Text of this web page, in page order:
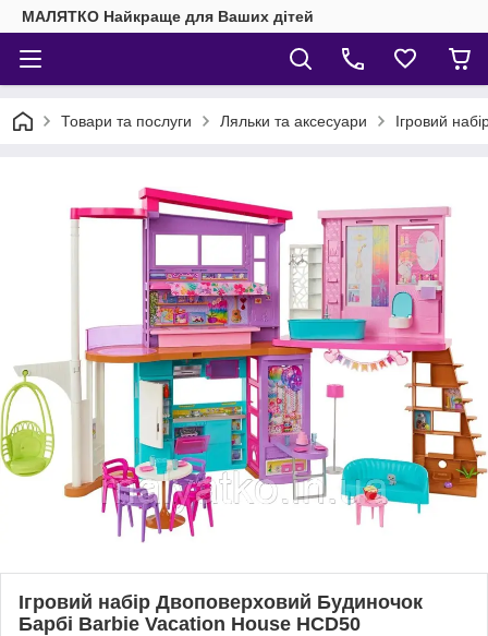
МАЛЯТКО Найкраще для Ваших дітей
Товари та послуги Ляльки та аксесуари Ігровий
Ігровий набір Двоповерховий Будиночок
Барбі Barbie Vacation House HCD50